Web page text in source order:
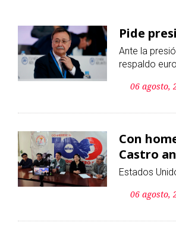
Pide
Ante la
respaldo
06 agosto,
Con
Castro
Estados
06 agosto,